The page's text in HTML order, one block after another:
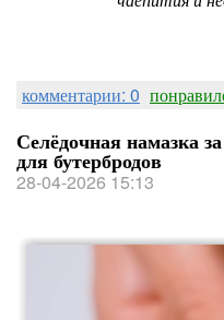
комментарии: 0
Селёдочная намазка
для бутербродов
28-04-2026 15:13